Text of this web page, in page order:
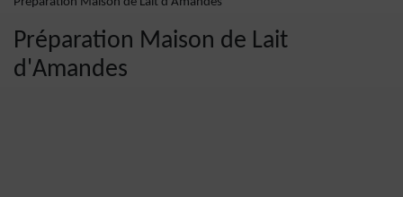
Préparation Maison de Lait
d'Amandes